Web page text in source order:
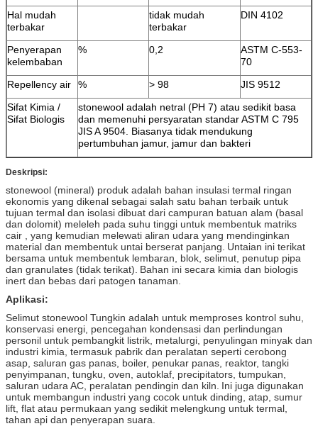
Hal mudah
terbakar
tidak mudah
terbakar
DIN 4102
Penyerapan
kelembaban
% 0,2
ASTM C-553-
70
Repellency air
% > 98
JIS 9512
Sifat Kimia /
Sifat Biologis
stonewool adalah netral (PH 7) atau sedikit basa
dan memenuhi persyaratan standar ASTM C 795
JIS A 9504. Biasanya tidak mendukung
pertumbuhan jamur, jamur dan bakteri
Deskripsi:
stonewool (mineral) produk adalah bahan insulasi termal ringan
ekonomis yang dikenal sebagai salah satu bahan terbaik untuk
tujuan termal dan isolasi dibuat dari campuran batuan alam (basal
dan dolomit) meleleh pada suhu tinggi untuk membentuk matriks
cair , yang kemudian melewati aliran udara yang mendinginkan
material dan membentuk untai berserat panjang. Untaian ini terikat
bersama untuk membentuk lembaran, blok, selimut, penutup pipa
dan granulates (tidak terikat). Bahan ini secara kimia dan biologis
inert dan bebas dari patogen tanaman.
Aplikasi:
Selimut stonewool Tungkin adalah untuk memproses kontrol suhu,
konservasi energi, pencegahan kondensasi dan perlindungan
personil untuk pembangkit listrik, metalurgi, penyulingan minyak dan
industri kimia, termasuk pabrik dan peralatan seperti cerobong
asap, saluran gas panas, boiler, penukar panas, reaktor, tangki
penyimpanan, tungku, oven, autoklaf, precipitators, tumpukan,
saluran udara AC, peralatan pendingin dan kiln. Ini juga digunakan
untuk membangun industri yang cocok untuk dinding, atap, sumur
lift, flat atau permukaan yang sedikit melengkung untuk termal,
tahan api dan penyerapan suara.